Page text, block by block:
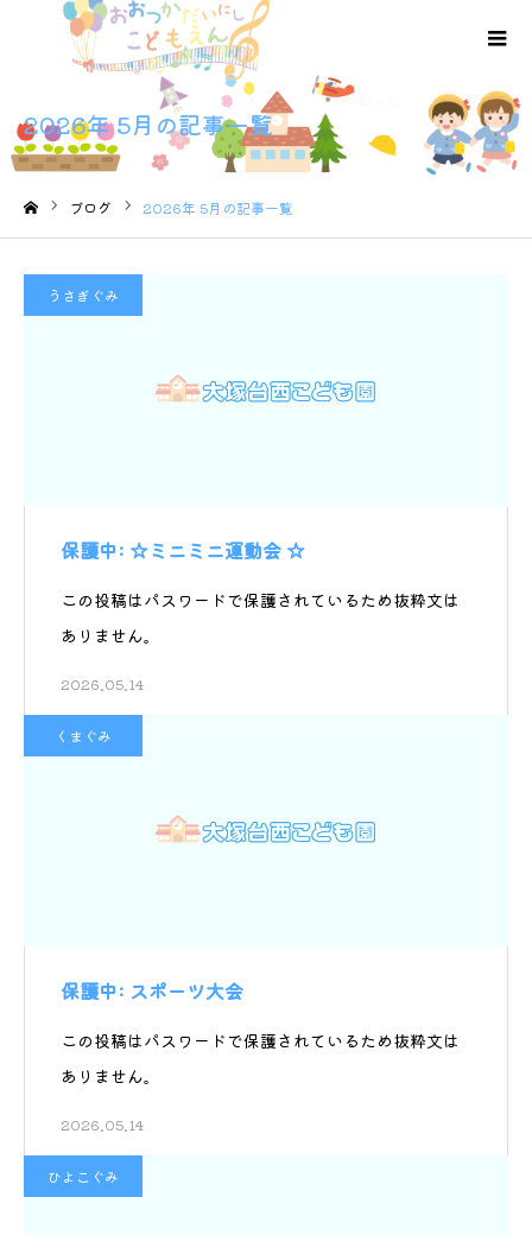
2026年 5月の記事一覧
ブログ 2026年 5月の記事一覧
うさぎぐみ
保護中: ☆ミニミニ運動会 ☆
この投稿はパスワードで保護されているため抜粋文は
ありません。
2026.05.14
くまぐみ
保護中: スポーツ大会
この投稿はパスワードで保護されているため抜粋文は
ありません。
2026.05.14
ひよこぐみ